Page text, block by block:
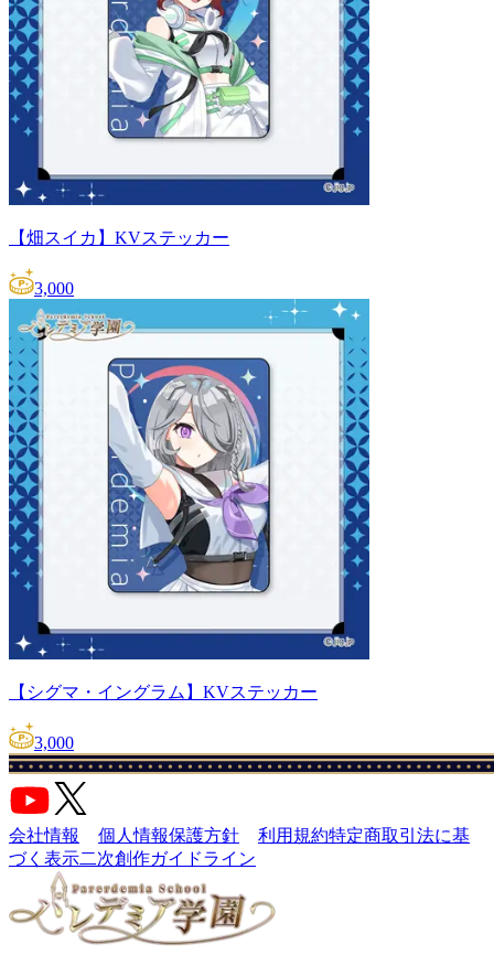
【畑スイカ】KVステッカー
3,000
【シグマ・イングラム】KVステッカー
3,000
会社情報 個人情報保護方針 利用規約特定商取引法に基
づく表示二次創作ガイドライン